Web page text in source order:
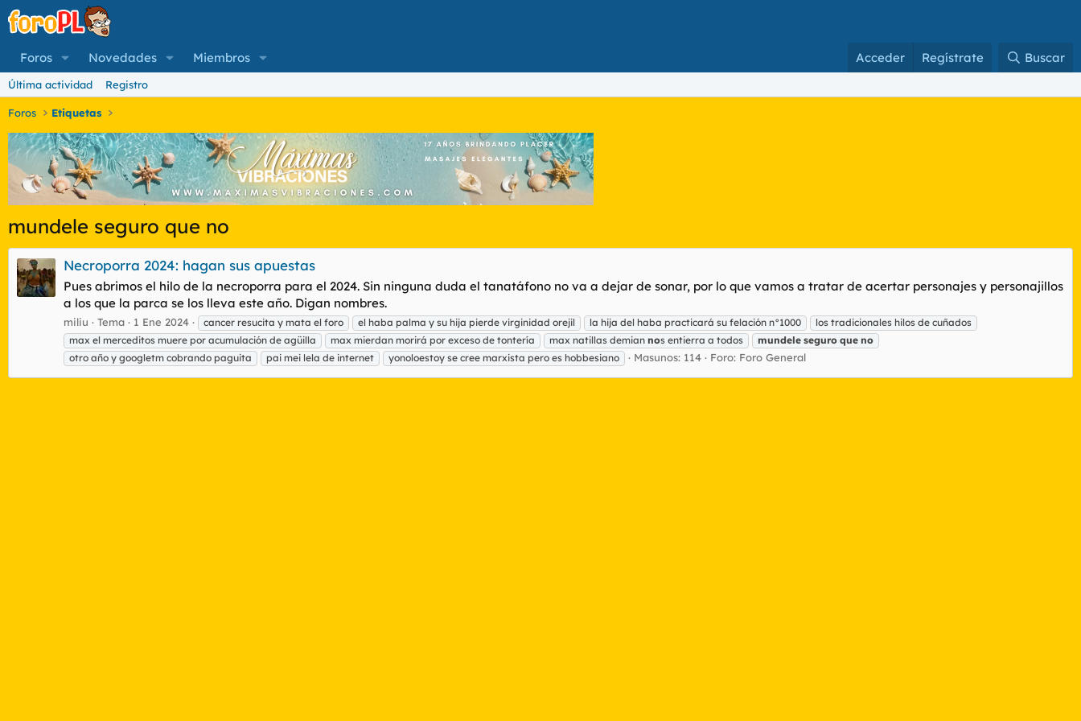
Foros Novedades Miembros Acceder Regístrate Buscar
Última actividad Registro
Foros Etiquetas
mundele seguro que no
Necroporra 2024: hagan sus apuestas
Pues abrimos el hilo de la necroporra para el 2024. Sin ninguna duda el tanatáfono no va a dejar de sonar, por lo que vamos a tratar de acertar personajes y personajillos
a los que la parca se los lleva este año. Digan nombres.
miliu Tema 1 Ene 2024 cancer resucita y mata el foro el haba palma y su hija pierde virginidad orejil la hija del haba practicará su felación n°1000
los tradicionales hilos de cuñados
max el merceditos muere por acumulación de agüilla
max mierdan morirá por exceso de tontería max natillas demian nos entierra a todos mundele seguro que no
otro año y googletm cobrando paguita
pai mei lela de internet yonoloestoy se cree marxista pero es hobbesiano Masunos: 114 Foro: Foro General